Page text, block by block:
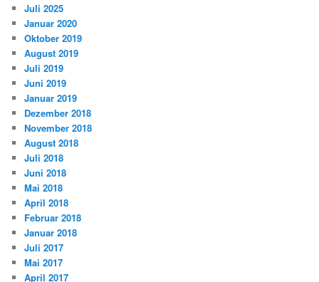
Juli 2025
Januar 2020
Oktober 2019
August 2019
Juli 2019
Juni 2019
Januar 2019
Dezember 2018
November 2018
August 2018
Juli 2018
Juni 2018
Mai 2018
April 2018
Februar 2018
Januar 2018
Juli 2017
Mai 2017
April 2017